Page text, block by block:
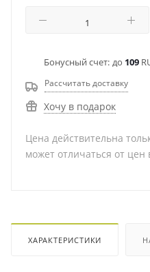
Бонусный счет: до 109
Рассчитать доставку
Хочу в подарок
Цена действительна
может отличаться от
ХАРАКТЕРИСТИКИ